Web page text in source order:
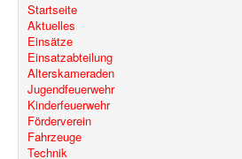
Startseite
Aktuelles
Einsätze
Einsatzabteilung
Alterskameraden
Jugendfeuerwehr
Kinderfeuerwehr
Förderverein
Fahrzeuge
Technik